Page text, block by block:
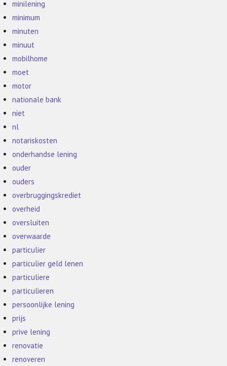
minilening
minimum
minuten
minuut
mobilhome
moet
motor
nationale bank
niet
nl
notariskosten
onderhandse lening
ouder
ouders
overbruggingskrediet
overheid
oversluiten
overwaarde
particulier
particulier geld lenen
particuliere
particulieren
persoonlijke lening
prijs
prive lening
renovatie
renoveren